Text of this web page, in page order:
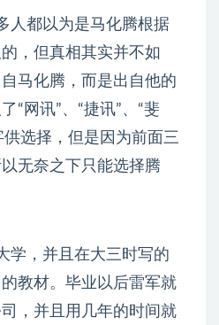
人都以为是马化腾根据
，但真相其实并不如
马化腾，而是出自他的
“网讯”、“捷讯”、“斐
供选择，但是因为前面三
无奈之下只能选择腾
学，并且在大三时写的
教材。毕业以后雷军就
，并且用几年的时间就